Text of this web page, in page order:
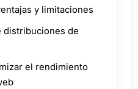
y limitaciones
distribuciones de
el rendimiento